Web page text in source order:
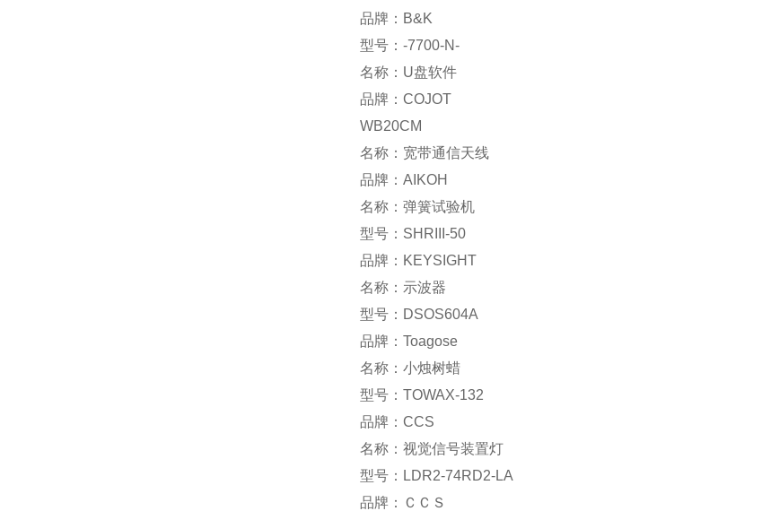
品牌：B&K
型号：-7700-N-
名称：U盘软件
品牌：COJOT
WB20CM
名称：宽带通信天线
品牌：AIKOH
名称：弹簧试验机
型号：SHRIII-50
品牌：KEYSIGHT
名称：示波器
型号：DSOS604A
品牌：Toagose
名称：小烛树蜡
型号：TOWAX-132
品牌：CCS
名称：视觉信号装置灯
型号：LDR2-74RD2-LA
品牌：ＣＣＳ